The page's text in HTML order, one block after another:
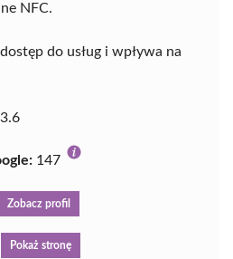
NFC.
do usług i wpływa na
3.6
147
Zobacz profil
Pokaż stronę